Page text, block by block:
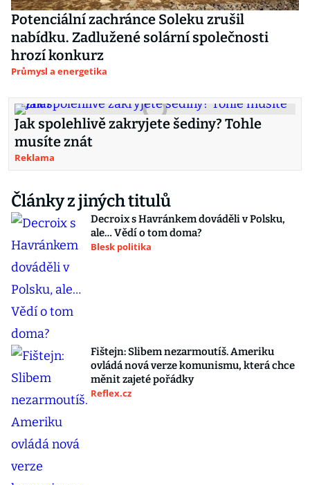
Potenciální zachránce Soleku zrušil
nabídku. Zadlužené solární společnosti
hrozí konkurz
Průmysl a energetika
Jak spolehlivě zakryjete šediny? Tohle
musíte znát
Reklama
Články z jiných titulů
Decroix s Havránkem dováděli v Polsku,
ale… Vědí o tom doma?
Blesk politika
Fištejn: Slibem nezarmoutíš. Ameriku
ovládá nová verze komunismu, která chce
měnit zajeté pořádky
Reflex.cz